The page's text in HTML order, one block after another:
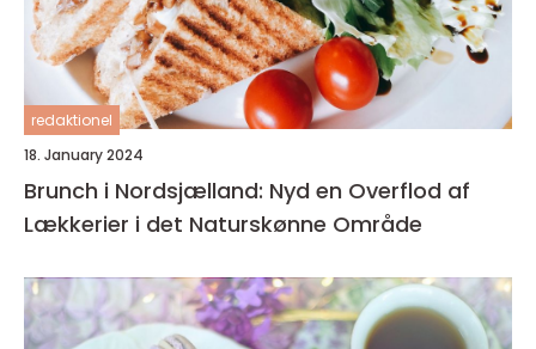
redaktionel
18. January 2024
Brunch i Nordsjælland: Nyd en Overflod af
Lækkerier i det Naturskønne Område